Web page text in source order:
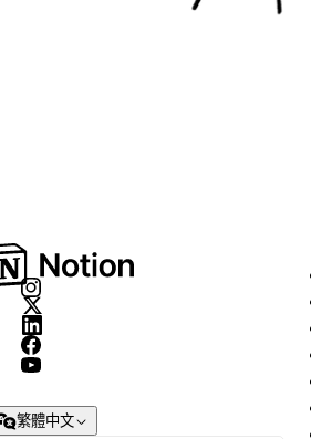
繁體中文